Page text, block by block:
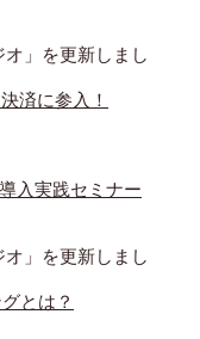
」を更新しまし
済に参入！
入実践セミナー
」を更新しまし
とは？